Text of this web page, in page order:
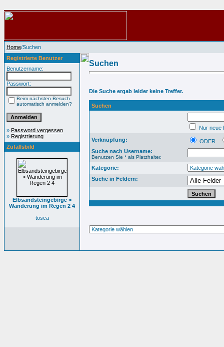
Home/Suchen
Registrierte Benutzer
Benutzername:
Passwort:
Beim nächsten Besuch
automatisch anmelden?
» Password vergessen
» Registrierung
Zufallsbild
Elbsandsteingebirge >
Wanderung im Regen 2 4
tosca
Suchen
Die Suche ergab leider keine Treffer.
Suchen
Nur neue
Verknüpfung:
ODER
Suche nach Username:
Benutzen Sie * als Platzhalter.
Kategorie:
Suche in Feldern: